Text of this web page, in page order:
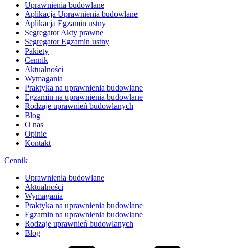
Uprawnienia budowlane
Aplikacja Uprawnienia budowlane
Aplikacja Egzamin ustny
Segregator Akty prawne
Segregator Egzamin ustny
Pakiety
Cennik
Aktualności
Wymagania
Praktyka na uprawnienia budowlane
Egzamin na uprawnienia budowlane
Rodzaje uprawnień budowlanych
Blog
O nas
Opinie
Kontakt
Cennik
Uprawnienia budowlane
Aktualności
Wymagania
Praktyka na uprawnienia budowlane
Egzamin na uprawnienia budowlane
Rodzaje uprawnień budowlanych
Blog